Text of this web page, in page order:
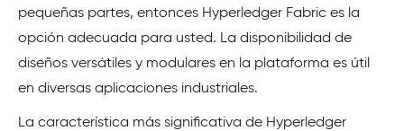
pequeñas partes, entonces Hyperledger Fabric es la
opción adecuada para usted. La disponibilidad de
diseños versátiles y modulares en la plataforma es útil
en diversas aplicaciones industriales.
La característica más significativa de Hyperledger